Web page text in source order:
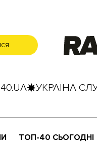
УКРАЇНА
ТОП-40 СЬОГОДНІ